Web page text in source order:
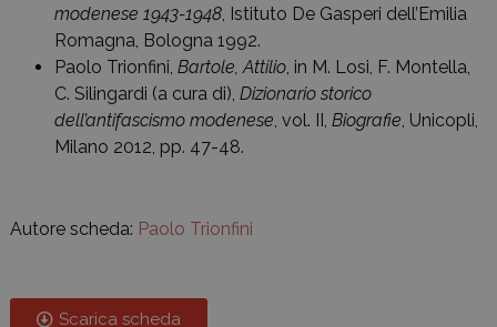
modenese 1943-1948, Istituto De Gasperi dell’Emilia
Romagna, Bologna 1992.
Paolo Trionfini, Bartole, Attilio, in M. Losi, F. Montella,
C. Silingardi (a cura di), Dizionario storico
dell’antifascismo modenese, vol. II, Biografie, Unicopli,
Milano 2012, pp. 47-48.
Autore scheda: Paolo Trionfini
Scarica scheda